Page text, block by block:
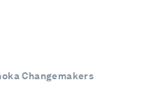
Changemakers